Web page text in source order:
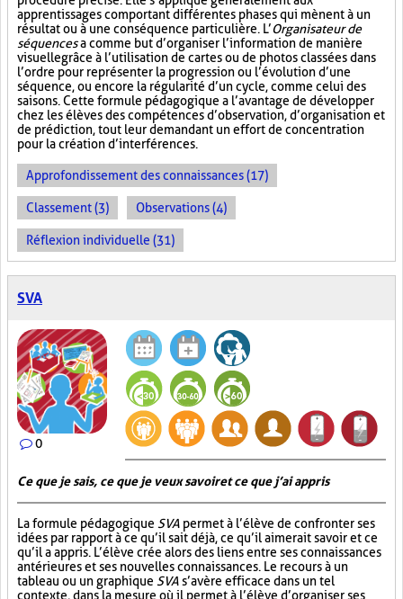
apprentissages comportant différentes phases qui mènent à un
résultat ou à une conséquence particulière. L’Organisateur de
séquencesa comme but d’organiser l’information de manière
visuellegrâce à l’utilisation de cartes ou de photos classées dans
l’ordre pour représenter la progression ou l’évolution d’une
séquence, ou encore la régularité d’un cycle, comme celui des
saisons. Cette formule pédagogique a l’avantage de développer
chez les élèves des compétences d’observation, d’organisation et
de prédiction, tout leur demandant un effort de concentration
pour la création d’interférences.
Approfondissement des connaissances (17)
Classement (3) Observations (4)
Réflexion individuelle (31)
SVA
0
Ce que je sais, ce que je veux savoir et ce que j’ai appris
La formule pédagogique SVA permet à l’élève de confronter ses
idées par rapport à ce qu’il sait déjà, ce qu’il aimerait savoir et ce
qu’il a appris. L’élève crée alors des liens entre ses connaissances
antérieures et ses nouvelles connaissances. Le recours à un
tableau ou un graphique SVA s’avère efficace dans un tel
contexte, dans la mesure où il permet à l’élève d’organiser ses